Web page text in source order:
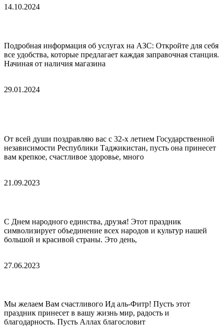
14.10.2024
Подробная информация об услугах на АЗС: Откройте для себя
все удобства, которые предлагает каждая заправочная станция.
Начиная от наличия магазина
29.01.2024
От всей души поздравляю вас с 32-х летием Государственной
независимости Республики Таджикистан, пусть она принесет
вам крепкое, счастливое здоровье, много
21.09.2023
С Днем народного единства, друзья! Этот праздник
символизирует объединение всех народов и культур нашей
большой и красивой страны. Это день,
27.06.2023
Мы желаем Вам счастливого Ид аль-Фитр! Пусть этот
праздник принесет в вашу жизнь мир, радость и
благодарность. Пусть Аллах благословит